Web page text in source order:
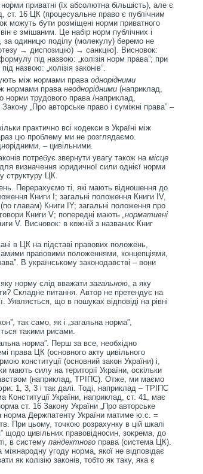
приватні (їх абсолютна більшість), але є
ст. 16 ЦК (процесуальне право є публічним
можуть бути розміщені норми приватного
є змішаним. Це набір норм публічних і
за одиницю поділу (молекулу) беремо не
→ диспозицію) → санкцію]. Висновок:
під назвою: „колізія норм права”; при
назвою: „колізія законів”.
між нормами права однорідними
нормами права неоднорідними (наприклад,
норми трудового права /наприклад,
„Про авторське право і суміжні права” –
практично всі кодекси в Україні між
цю проблему ми не розглядаємо.
– цивільними.
потребує звернути увагу також на місце
визначення юридичної сили однієї норми
структуру ЦК.
Перерахуємо ті, які мають відношення до
Книги I; загальні положення Книги IV,
главам) Книги IY; загальні положення про
Книги V; попередні мають „нормативні
V. Висновок: в кожній з названих Книг
в ЦК на підставі правових положень,
правовими положеннями, концепціями,
В українському законодавстві – вони
норму слід вважати загальною, а яку
Складне питання. Автор не претендує на
Уявляється, що в пошуках відповіді на рівні
так само, як і „загальна норма”,
такими рисами.
норма”. Перш за все, необхідно
права ЦК (основного акту цивільного
конституції (основний закон України) і,
силу на території України, оскільки
(наприклад, ТРІПС). Отже, ми маємо
1, 3, 3 і так далі. Тоді, наприклад – ТРІПС
України, наприклад, ст. 41, має
ст. 16 Закону України „Про авторське
норма Держпатенту України матиме ю.с. =
При цьому, точкою розрахунку в цій шкалі
щодо цивільних правовідносин, зокрема, до
в систему пандектного права (система ЦК).
угоду норма, якої не відповідає
як колізію законів, тобто як таку, яка є